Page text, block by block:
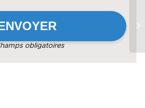
obligatoires